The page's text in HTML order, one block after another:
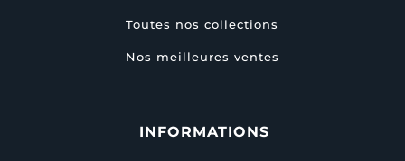
Toutes nos collections
Nos meilleures ventes
INFORMATIONS